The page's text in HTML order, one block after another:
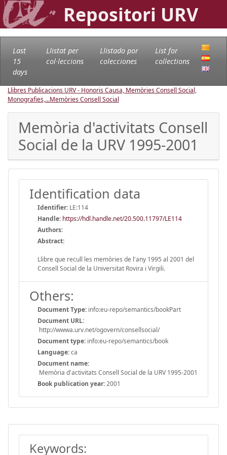
Repositori URV
Last
15
days
Llistat per
col·leccions
Llistado por
colecciones
List for
collections
Llibres Publicacions URV - Honoris Causa, Memòries Consell Social,
Monografies,...Memòries Consell Social
Memòria d'activitats Consell
Social de la URV 1995-2001
Identification data
Identifier: LE:114
Handle: https://hdl.handle.net/20.500.11797/LE114
Authors:
Abstract:
Llibre que recull les memòries de l'any 1995 al 2001 del
Consell Social de la Universitat Rovira i Virgili.
Others:
Document Type: info:eu-repo/semantics/bookPart
Document URL:
http://wwwa.urv.net/ogovern/consellsocial/
Document type: info:eu-repo/semantics/book
Language:ca
Document name:
Memòria d'activitats Consell Social de la URV 1995-2001
Book publication year:2001
Keywords: